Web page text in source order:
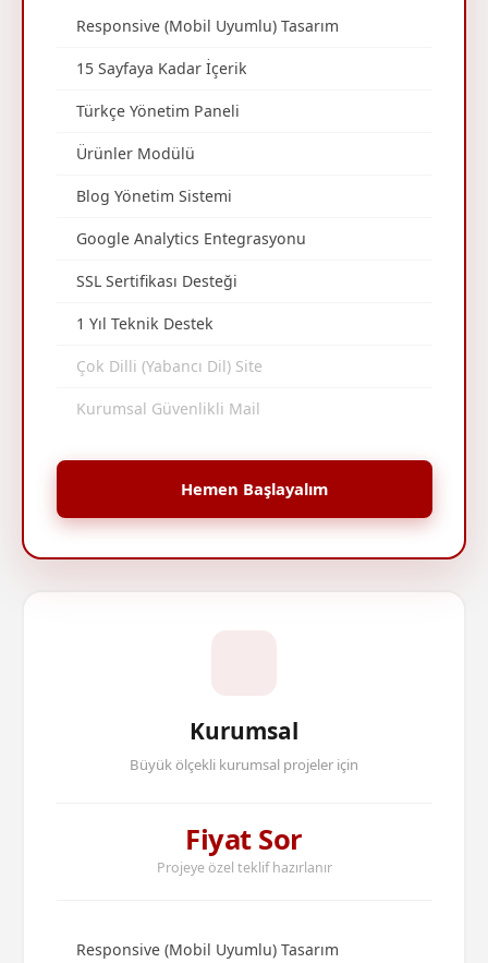
Responsive (Mobil Uyumlu) Tasarım
15 Sayfaya Kadar İçerik
Türkçe Yönetim Paneli
Ürünler Modülü
Blog Yönetim Sistemi
Google Analytics Entegrasyonu
SSL Sertifikası Desteği
1 Yıl Teknik Destek
Çok Dilli (Yabancı Dil) Site
Kurumsal Güvenlikli Mail
Hemen Başlayalım
Kurumsal
Büyük ölçekli kurumsal projeler için
Fiyat Sor
Projeye özel teklif hazırlanır
Responsive (Mobil Uyumlu) Tasarım